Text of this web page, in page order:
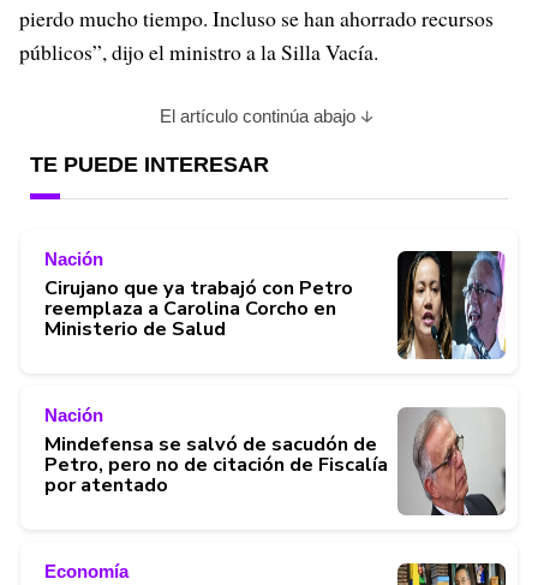
pierdo mucho tiempo. Incluso se han ahorrado recursos
públicos”, dijo el ministro a la Silla Vacía.
El artículo continúa abajo
TE PUEDE INTERESAR
Nación
Cirujano que ya trabajó con Petro
reemplaza a Carolina Corcho en
Ministerio de Salud
Nación
Mindefensa se salvó de sacudón de
Petro, pero no de citación de Fiscalía
por atentado
Economía